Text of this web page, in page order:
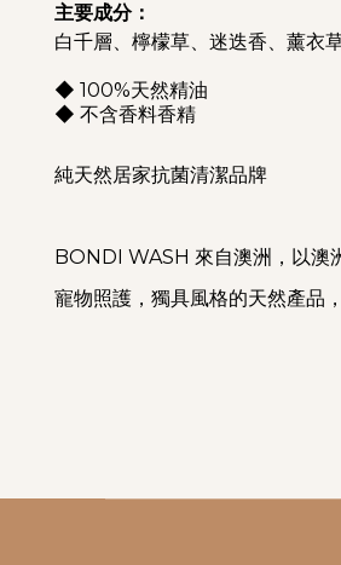
主要成分：
白千層、檸檬草、迷迭香、薰衣
◆ 100%天然精油
◆ 不含香料香精
純天然居家抗菌清潔品牌
BONDI WASH 來自澳洲，以澳
寵物照護，獨具風格的天然產品